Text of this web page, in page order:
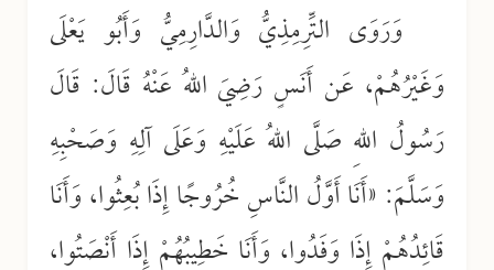
وَرَوَى التِّرِمِذِيُّ وَالدَّارِمِيُّ وَأَبُو يَعْلَى
وَغَيْرُهُمْ، عَن أَنَسٍ رَضِيَ اللهُ عَنْهُ قَالَ: قَالَ
رَسُولُ اللهِ صَلَّى اللهُ عَلَيْهِ وَعَلَى آلِهِ وَصَحْبِهِ
وَسَلَّمَ: «أَنَا أَوَّلُ النَّاسِ خُرُوجًا إِذَا بُعِثُوا، وَأَنَا
قَائِدُهُمْ إِذَا وَفَدُوا، وَأَنَا خَطِيبُهُمْ إِذَا أَنْصَتُوا،